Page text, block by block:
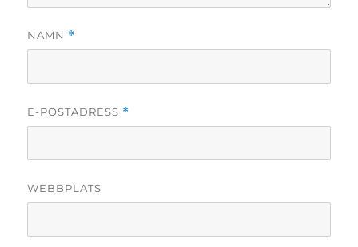
NAMN *
E-POSTADRESS *
WEBBPLATS